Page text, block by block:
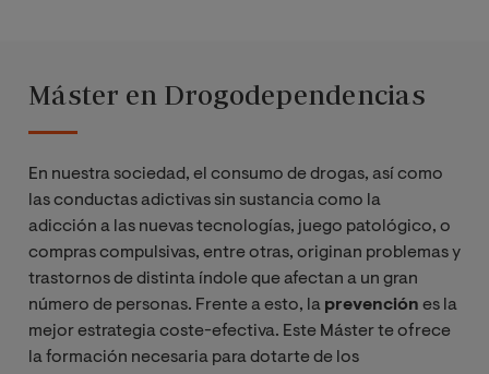
Máster en Drogodependencias
En nuestra sociedad, el consumo de drogas, así como
las conductas adictivas sin sustancia como la
adicción a las nuevas tecnologías, juego patológico, o
compras compulsivas, entre otras, originan problemas y
trastornos de distinta índole que afectan a un gran
número de personas. Frente a esto, la prevención es la
mejor estrategia coste-efectiva. Este Máster te ofrece
la formación necesaria para dotarte de los